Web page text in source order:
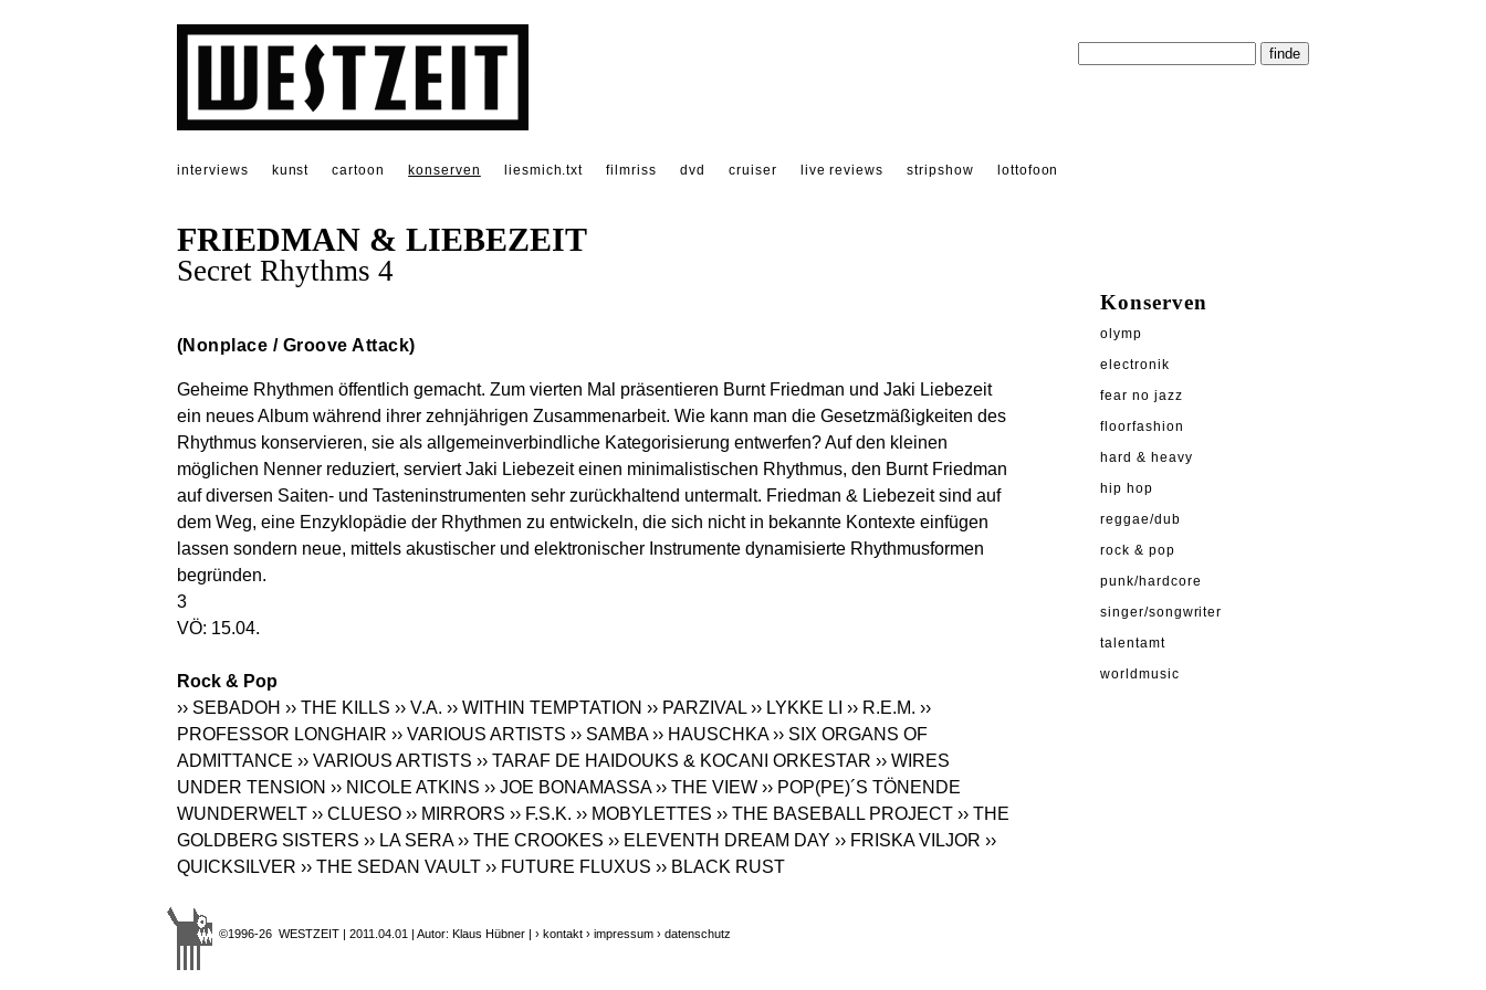
interviews kunst cartoon konserven liesmich.txt filmriss dvd cruiser live reviews stripshow lottofoon
FRIEDMAN & LIEBEZEIT
Secret Rhythms 4
(Nonplace / Groove Attack)
Geheime Rhythmen öffentlich gemacht. Zum vierten Mal präsentieren Burnt Friedman und Jaki Liebezeit
ein neues Album während ihrer zehnjährigen Zusammenarbeit. Wie kann man die Gesetzmäßigkeiten des
Rhythmus konservieren, sie als allgemeinverbindliche Kategorisierung entwerfen? Auf den kleinen
möglichen Nenner reduziert, serviert Jaki Liebezeit einen minimalistischen Rhythmus, den Burnt Friedman
auf diversen Saiten- und Tasteninstrumenten sehr zurückhaltend untermalt. Friedman & Liebezeit sind auf
dem Weg, eine Enzyklopädie der Rhythmen zu entwickeln, die sich nicht in bekannte Kontexte einfügen
lassen sondern neue, mittels akustischer und elektronischer Instrumente dynamisierte Rhythmusformen
begründen.
3
VÖ: 15.04.
Rock & Pop
›› SEBADOH ›› THE KILLS ›› V.A. ›› WITHIN TEMPTATION ›› PARZIVAL ›› LYKKE LI ›› R.E.M. ››
PROFESSOR LONGHAIR ›› VARIOUS ARTISTS ›› SAMBA ›› HAUSCHKA ›› SIX ORGANS OF
ADMITTANCE ›› VARIOUS ARTISTS ›› TARAF DE HAIDOUKS & KOCANI ORKESTAR ›› WIRES
UNDER TENSION ›› NICOLE ATKINS ›› JOE BONAMASSA ›› THE VIEW ›› POP(PE)´S TÖNENDE
WUNDERWELT ›› CLUESO ›› MIRRORS ›› F.S.K. ›› MOBYLETTES ›› THE BASEBALL PROJECT ›› THE
GOLDBERG SISTERS ›› LA SERA ›› THE CROOKES ›› ELEVENTH DREAM DAY ›› FRISKA VILJOR ››
QUICKSILVER ›› THE SEDAN VAULT ›› FUTURE FLUXUS ›› BLACK RUST
©1996-26 WESTZEIT | 2011.04.01 | Autor: Klaus Hübner | › kontakt › impressum › datenschutz
Konserven
olymp
electronik
fear no jazz
floorfashion
hard & heavy
hip hop
reggae/dub
rock & pop
punk/hardcore
singer/songwriter
talentamt
worldmusic